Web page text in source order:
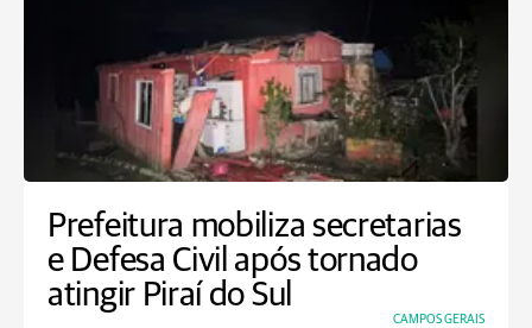
Prefeitura mobiliza secretarias
e Defesa Civil após tornado
atingir Piraí do Sul
CAMPOS GERAIS